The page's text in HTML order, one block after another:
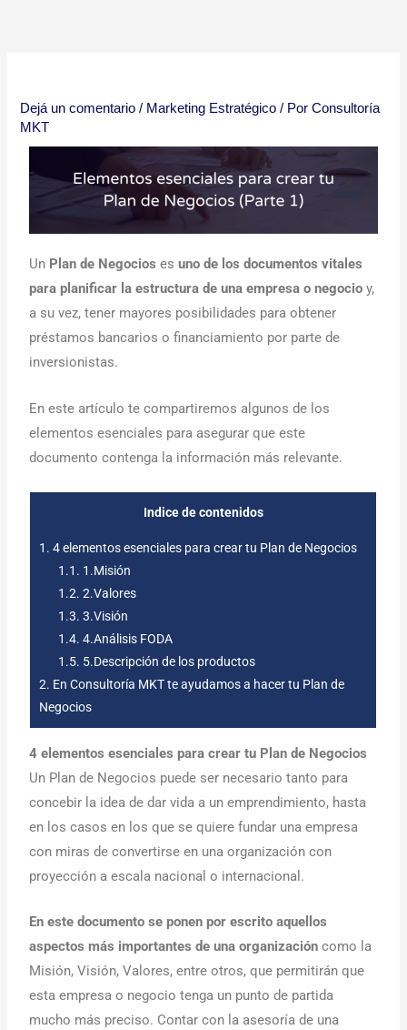
Dejá un comentario / Marketing Estratégico / PorConsultoría
MKT
Un Plan de Negocioses uno de los documentos vitales
para planificar la estructura de una empresa o negocio y,
a su vez, tener mayores posibilidades para obtener
préstamos bancarios o financiamiento por parte de
inversionistas.
En este artículo te compartiremos algunos de los
elementos esenciales para asegurar que este
documento contenga la información más relevante.
Indice de contenidos
1. 4 elementos esenciales para crear tu Plan de Negocios
1.1. 1.Misión
1.2. 2.Valores
1.3. 3.Visión
1.4. 4.Análisis FODA
1.5. 5.Descripción de los productos
2. En Consultoría MKT te ayudamos a hacer tu Plan de
Negocios
4 elementos esenciales para crear tu Plan de Negocios
Un Plan de Negocios puede ser necesario tanto para
concebir la idea de dar vida a un emprendimiento, hasta
en los casos en los que se quiere fundar una empresa
con miras de convertirse en una organización con
proyección a escala nacional o internacional.
En este documento se ponen por escrito aquellos
aspectos más importantes de una organización como la
Misión, Visión, Valores, entre otros, que permitirán que
esta empresa o negocio tenga un punto de partida
mucho más preciso. Contar con la asesoría de una